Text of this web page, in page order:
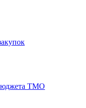
ТМО